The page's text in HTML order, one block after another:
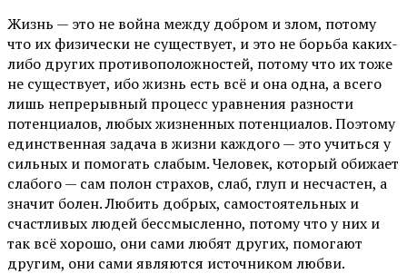
Жизнь — это не война между добром и злом, потому
что их физически не существует, и это не борьба каких-
либо других противоположностей, потому что их тоже
не существует, ибо жизнь есть всё и она одна, а всего
лишь непрерывный процесс уравнения разности
потенциалов, любых жизненных потенциалов. Поэтому
единственная задача в жизни каждого — это учиться у
сильных и помогать слабым. Человек, который обижает
слабого — сам полон страхов, слаб, глуп и несчастен, а
значит болен. Любить добрых, самостоятельных и
счастливых людей бессмысленно, потому что у них и
так всё хорошо, они сами любят других, помогают
другим, они сами являются источником любви.